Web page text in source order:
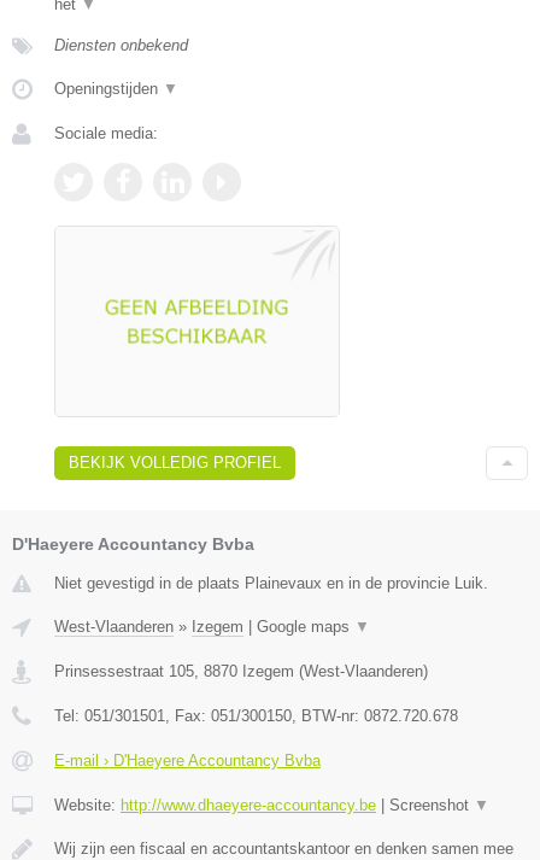
het ▼
Diensten onbekend
Openingstijden ▼
Sociale media:
BEKIJK VOLLEDIG PROFIEL
D'Haeyere Accountancy Bvba
Niet gevestigd in de plaats Plainevaux en in de provincie Luik.
West-Vlaanderen » Izegem Google maps ▼
Prinsessestraat 105, 8870 Izegem (West-Vlaanderen)
Tel: 051/301501, Fax: 051/300150, BTW-nr: 0872.720.678
E-mail › D'Haeyere Accountancy Bvba
Website: http://www.dhaeyere-accountancy.be Screenshot ▼
Wij zijn een fiscaal en accountantskantoor en denken samen mee